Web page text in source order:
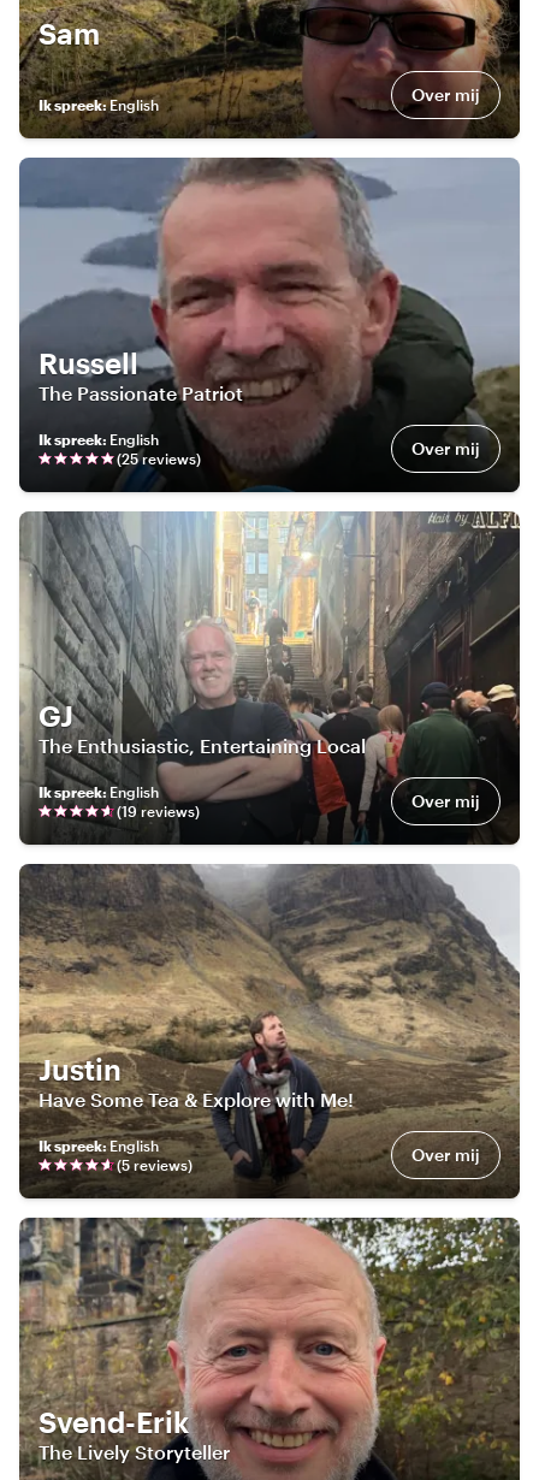
Sam
Ik spreek:English Over mij
Russell
The Passionate Patriot
Ik spreek: English
(25reviews) Over mij
GJ
The Enthusiastic, Entertaining Local
Ik spreek: English
(19 reviews) Over mij
Justin
Have Some Tea & Explore with Me!
Ik spreek:English
(5 reviews) Over mij
Svend-Erik
The Lively Storyteller